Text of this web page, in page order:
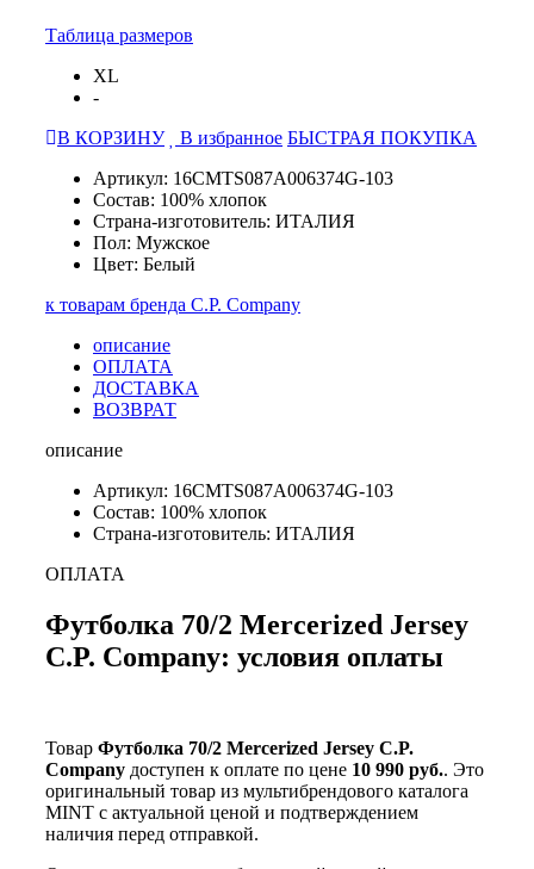
Таблица размеров
XL
-
В КОРЗИНУ
В избранное БЫСТРАЯ ПОКУПКА
Артикул: 16CMTS087A006374G-103
Состав: 100% хлопок
Страна-изготовитель: ИТАЛИЯ
Пол: Мужское
Цвет: Белый
к товарам бренда C.P. Company
описание
ОПЛАТА
ДОСТАВКА
ВОЗВРАТ
описание
Артикул: 16CMTS087A006374G-103
Состав: 100% хлопок
Страна-изготовитель: ИТАЛИЯ
ОПЛАТА
Футболка 70/2 Mercerized Jersey
C.P. Company: условия оплаты
Товар Футболка 70/2 Mercerized Jersey C.P.
Company доступен к оплате по цене 10 990 руб.. Это
оригинальный товар из мультибрендового каталога
MINT с актуальной ценой и подтверждением
наличия перед отправкой.